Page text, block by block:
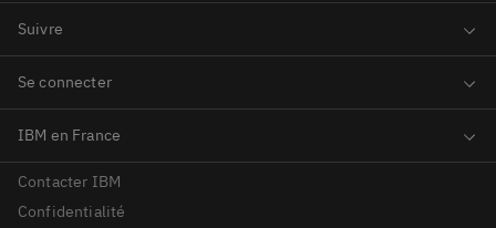
Contacter IBM
Confidentialité